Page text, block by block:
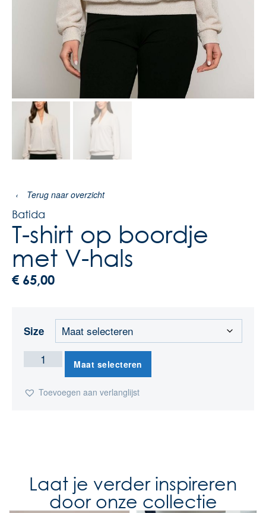
‹ Terug naar overzicht
Batida
T-shirt op boordje
met V-hals
€ 65,00
Size
Maat selecteren
Toevoegen aan verlanglijst
Laat je verder inspireren
door onze collectie